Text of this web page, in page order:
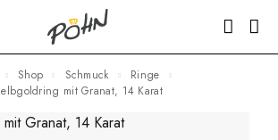
Shop Schmuck
Ringe
Gelbgoldring mit Granat, 14 Karat